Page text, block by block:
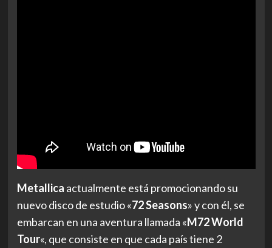
Metallica actualmente está promocionando su
nuevo disco de estudio «72 Seasons» y con él, se
embarcan en una aventura llamada «M72 World
Tour«, que consiste en que cada país tiene 2